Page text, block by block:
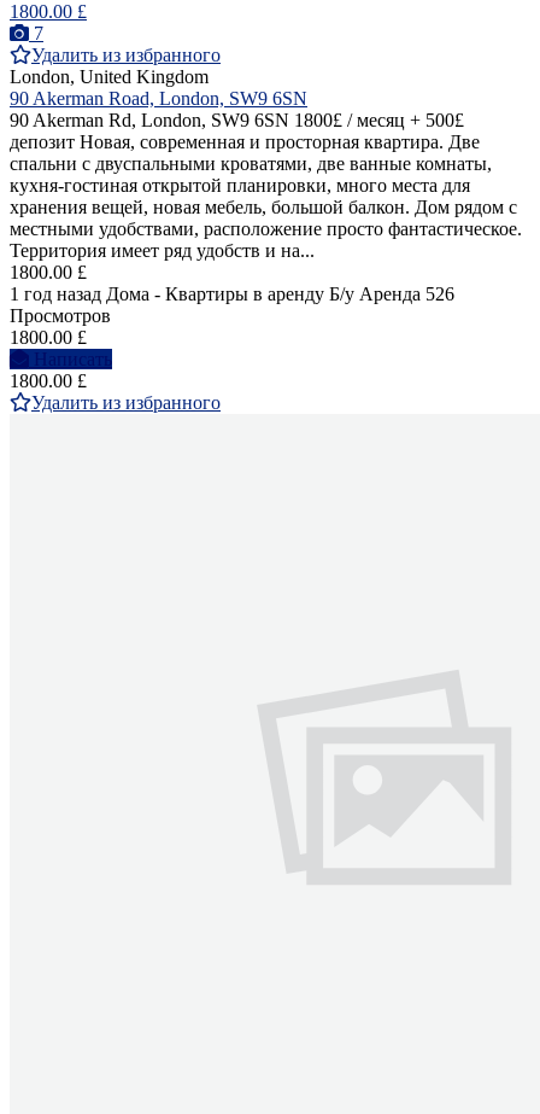
1800.00 £
7
Удалить из избранного
London, United Kingdom
90 Akerman Road, London, SW9 6SN
90 Akerman Rd, London, SW9 6SN 1800£ / месяц + 500£
депозит Новая, современная и просторная квартира. Две
спальни с двуспальными кроватями, две ванные комнаты,
кухня-гостиная открытой планировки, много места для
хранения вещей, новая мебель, большой балкон. Дом рядом с
местными удобствами, расположение просто фантастическое.
Территория имеет ряд удобств и на...
1800.00 £
1 год назад Дома - Квартиры в аренду Б/у Аренда 526
Просмотров
1800.00 £
Написать
1800.00 £
Удалить из избранного